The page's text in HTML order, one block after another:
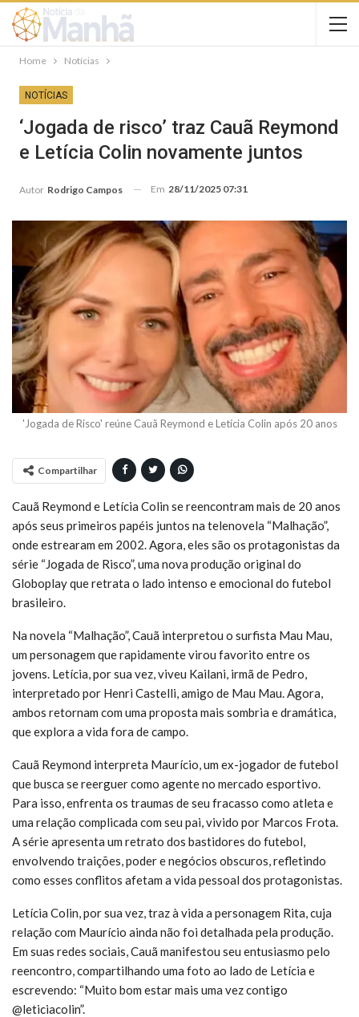
Home Notícias
NOTÍCIAS
‘Jogada de risco’ traz Cauã Reymond
e Letícia Colin novamente juntos
Autor Rodrigo Campos Em 28/11/2025 07:31
'Jogada de Risco' reúne Cauã Reymond e Letícia Colin após 20 anos
Compartilhar
Cauã Reymond e Letícia Colin se reencontram mais de 20 anos
após seus primeiros papéis juntos na telenovela “Malhação”,
onde estrearam em 2002. Agora, eles são os protagonistas da
série “Jogada de Risco”, uma nova produção original do
Globoplay que retrata o lado intenso e emocional do futebol
brasileiro.
Na novela “Malhação”, Cauã interpretou o surfista Mau Mau,
um personagem que rapidamente virou favorito entre os
jovens. Letícia, por sua vez, viveu Kailani, irmã de Pedro,
interpretado por Henri Castelli, amigo de Mau Mau. Agora,
ambos retornam com uma proposta mais sombria e dramática,
que explora a vida fora de campo.
Cauã Reymond interpreta Maurício, um ex-jogador de futebol
que busca se reerguer como agente no mercado esportivo.
Para isso, enfrenta os traumas de seu fracasso como atleta e
uma relação complicada com seu pai, vivido por Marcos Frota.
A série apresenta um retrato dos bastidores do futebol,
envolvendo traições, poder e negócios obscuros, refletindo
como esses conflitos afetam a vida pessoal dos protagonistas.
Letícia Colin, por sua vez, traz à vida a personagem Rita, cuja
relação com Maurício ainda não foi detalhada pela produção.
Em suas redes sociais, Cauã manifestou seu entusiasmo pelo
reencontro, compartilhando uma foto ao lado de Letícia e
escrevendo: “Muito bom estar mais uma vez contigo
@leticiacolin”.